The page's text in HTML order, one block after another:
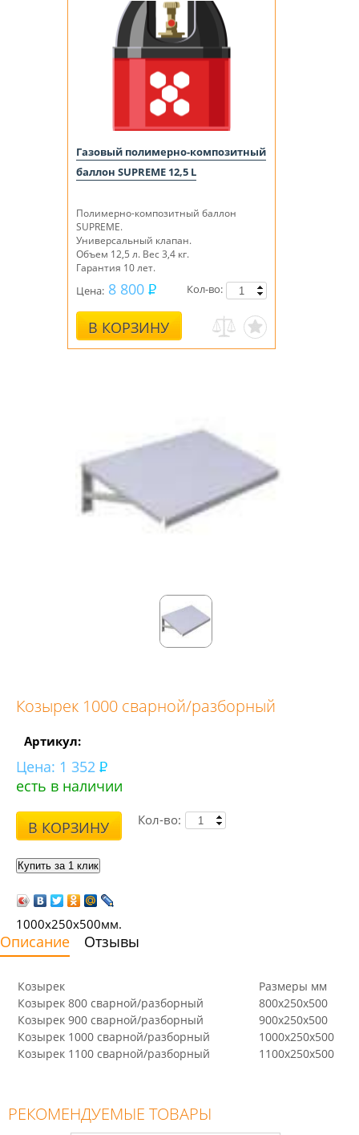
Газовый полимерно-композитный
баллон SUPREME 12,5 L
Полимерно-композитный баллон
SUPREME.
Универсальный клапан.
Объем 12,5 л. Вес 3,4 кг.
Гарантия 10 лет.
Цена: 8 800
В КОРЗИНУ
Кол-во:
Козырек 1000 сварной/разборный
Артикул:
Цена: 1 352
есть в наличии
В КОРЗИНУ Кол-во:
1000х250х500мм.
Описание Отзывы
Козырек
Размеры мм
Козырек 800 сварной/разборный
800х250х500
Козырек 900 сварной/разборный
900х250х500
Козырек 1000 сварной/разборный
1000х250х500
Козырек 1100 сварной/разборный
1100х250х500
РЕКОМЕНДУЕМЫЕ ТОВАРЫ